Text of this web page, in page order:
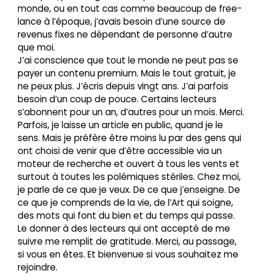
monde, ou en tout cas comme beaucoup de free-
lance à l’époque, j’avais besoin d’une source de
revenus fixes ne dépendant de personne d’autre
que moi.
J’ai conscience que tout le monde ne peut pas se
payer un contenu premium. Mais le tout gratuit, je
ne peux plus. J’écris depuis vingt ans. J’ai parfois
besoin d’un coup de pouce. Certains lecteurs
s’abonnent pour un an, d’autres pour un mois. Merci.
Parfois, je laisse un article en public, quand je le
sens. Mais je préfère être moins lu par des gens qui
ont choisi de venir que d’être accessible via un
moteur de recherche et ouvert à tous les vents et
surtout à toutes les polémiques stériles. Chez moi,
je parle de ce que je veux. De ce que j’enseigne. De
ce que je comprends de la vie, de l’Art qui soigne,
des mots qui font du bien et du temps qui passe.
Le donner à des lecteurs qui ont accepté de me
suivre me remplit de gratitude. Merci, au passage,
si vous en êtes. Et bienvenue si vous souhaitez me
rejoindre.